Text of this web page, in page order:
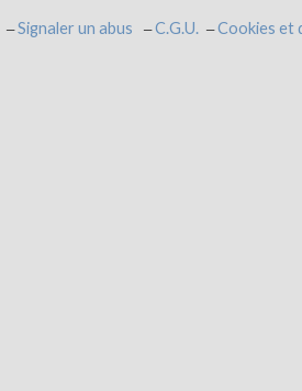
Signaler un abus C.G.U. Cookies et